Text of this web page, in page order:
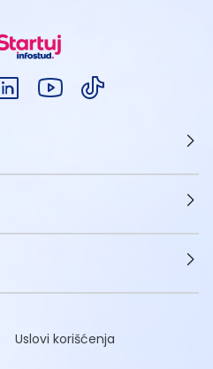
Uslovi korišćenja